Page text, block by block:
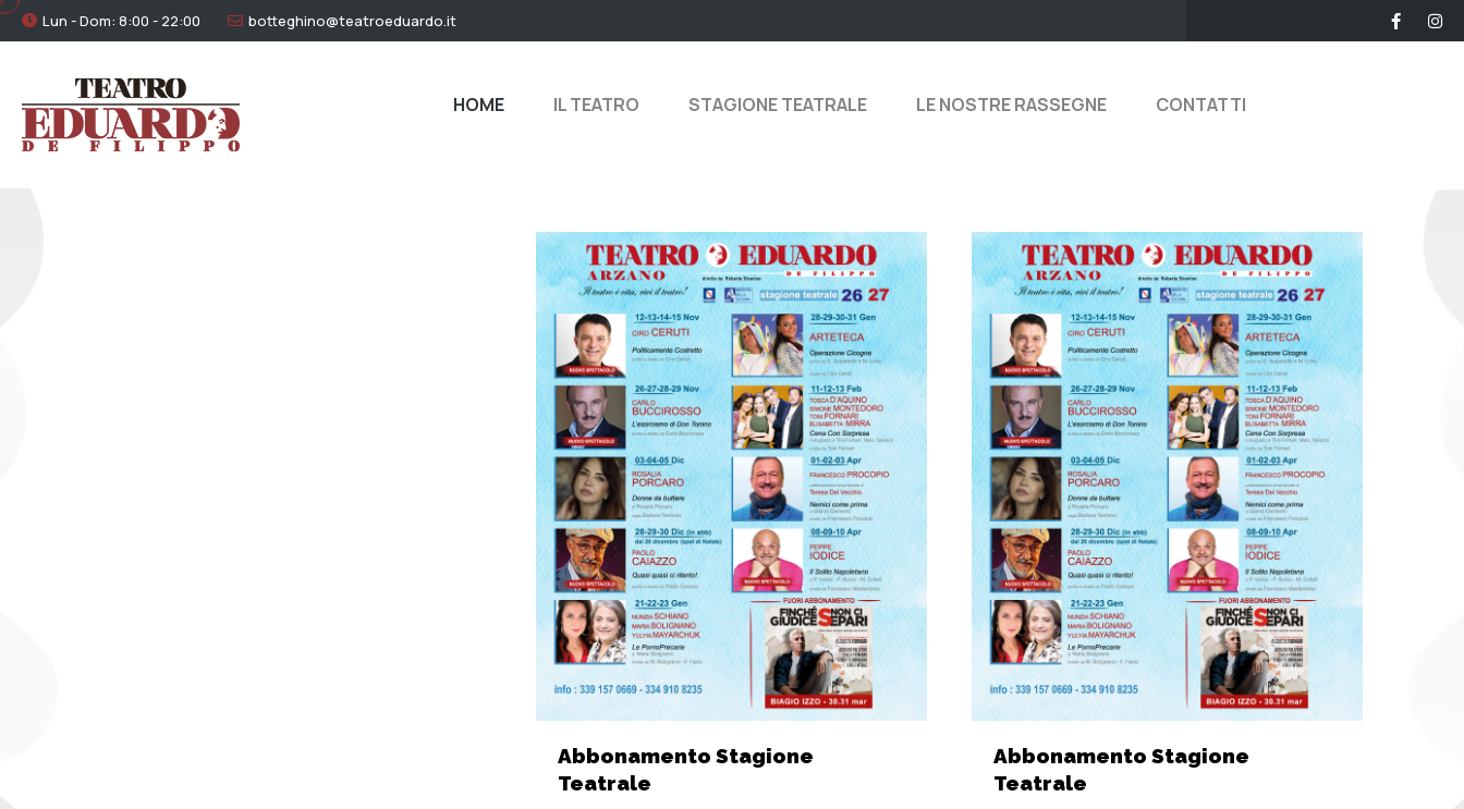
Lun - Dom: 8:00 - 22:00 botteghino@teatroeduardo.it
HOME IL TEATRO STAGIONE TEATRALE LE NOSTRE RASSEGNE CONTATTI
Abbonamento Stagione
Teatrale
Abbonamento Stagione
Teatrale